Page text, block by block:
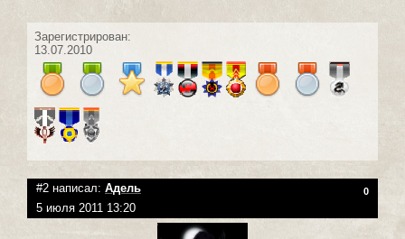
Зарегистрирован:
13.07.2010
#2 написал: Адель 0
5 июля 2011 13:20